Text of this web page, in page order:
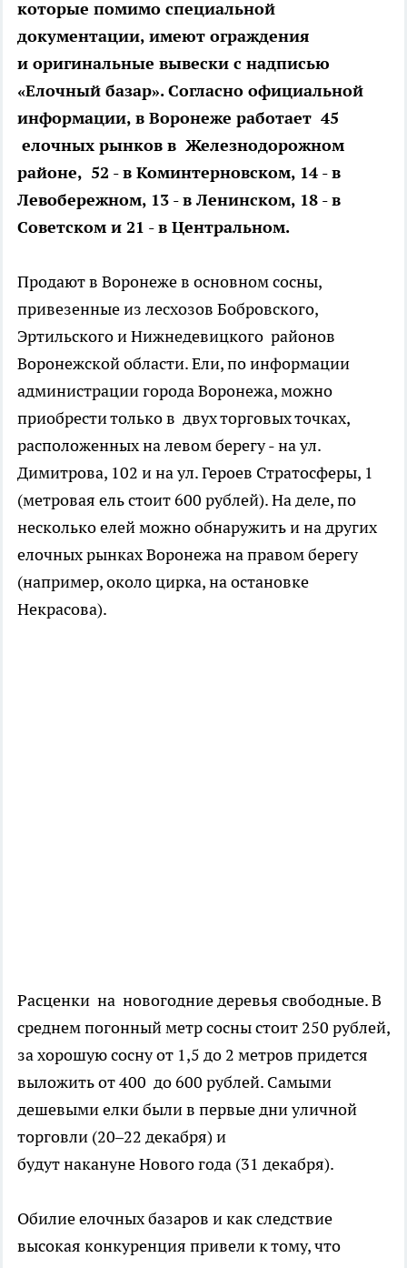
которые помимо специальной
документации, имеют ограждения
и оригинальные вывески с надписью
«Елочный базар». Согласно официальной
информации, в Воронеже работает 45
елочных рынков в Железнодорожном
районе, 52 - в Коминтерновском, 14 - в
Левобережном, 13 - в Ленинском, 18 - в
Советском и 21 - в Центральном.
Продают в Воронеже в основном сосны,
привезенные из лесхозов Бобровского,
Эртильского и Нижнедевицкого районов
Воронежской области. Ели, по информации
администрации города Воронежа, можно
приобрести только в двух торговых точках,
расположенных на левом берегу - на ул.
Димитрова, 102 и на ул. Героев Стратосферы, 1
(метровая ель стоит 600 рублей). На деле, по
несколько елей можно обнаружить и на других
елочных рынках Воронежа на правом берегу
(например, около цирка, на остановке
Некрасова).
Расценки на новогодние деревья свободные. В
среднем погонный метр сосны стоит 250 рублей,
за хорошую сосну от 1,5 до 2 метров придется
выложить от 400 до 600 рублей. Самыми
дешевыми елки были в первые дни уличной
торговли (20–22 декабря) и
будут накануне Нового года (31 декабря).
Обилие елочных базаров и как следствие
высокая конкуренция привели к тому, что